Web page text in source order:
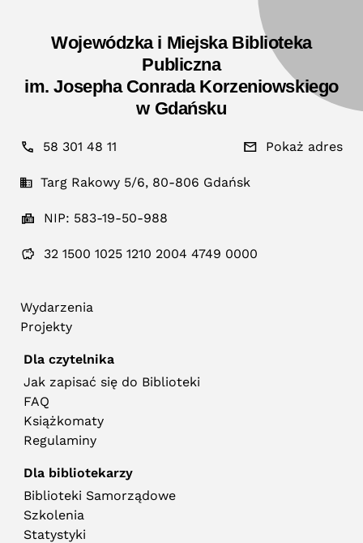
Wojewódzka i Miejska Biblioteka
Publiczna
im. Josepha Conrada Korzeniowskiego
w Gdańsku
58 301 48 11 Pokaż adres
Targ Rakowy 5/6, 80-806 Gdańsk
NIP: 583-19-50-988
32 1500 1025 1210 2004 4749 0000
Wydarzenia
Projekty
Dla czytelnika
Jak zapisać się do Biblioteki
FAQ
Książkomaty
Regulaminy
Dla bibliotekarzy
Biblioteki Samorządowe
Szkolenia
Statystyki